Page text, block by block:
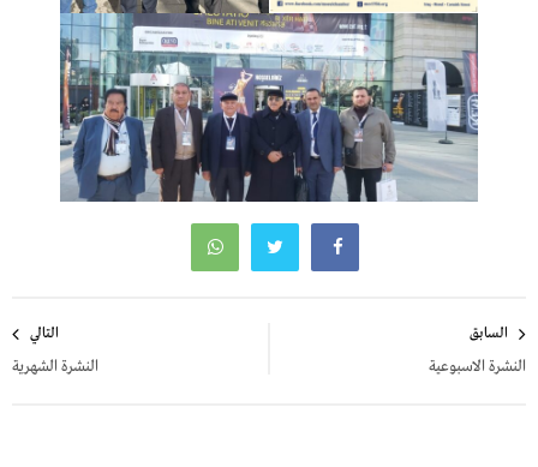
المقالات
السابق
النشرة الاسبوعية
التالي
النشرة الشهرية